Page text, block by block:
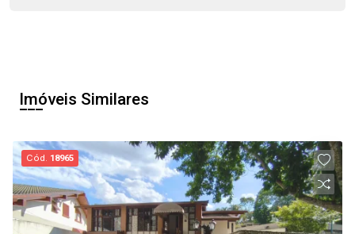
Imóveis Similares
Cód. 18965